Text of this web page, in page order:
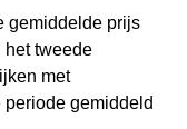
gemiddelde prijs
het tweede
met
gemiddeld